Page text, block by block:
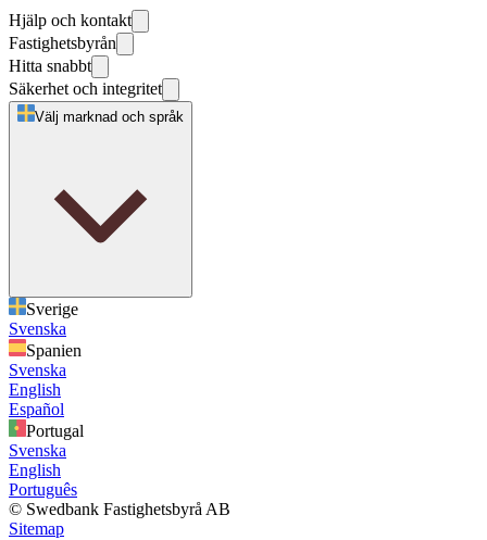
Hjälp och kontakt
Fastighetsbyrån
Hitta snabbt
Säkerhet och integritet
Välj marknad och språk
Sverige
Svenska
Spanien
Svenska
English
Español
Portugal
Svenska
English
Português
© Swedbank Fastighetsbyrå AB
Sitemap